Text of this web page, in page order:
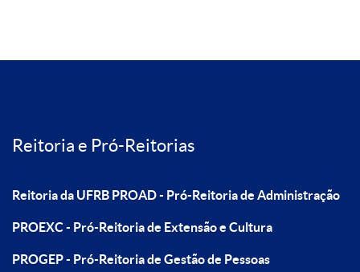
Reitoria e Pró-Reitorias
Reitoria da UFRB PROAD - Pró-Reitoria de Administração
PROEXC - Pró-Reitoria de Extensão e Cultura
PROGEP - Pró-Reitoria de Gestão de Pessoas